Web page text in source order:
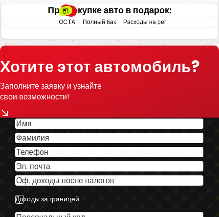
При покупке авто в подарок:
Расходы на рег.
Полный бак
OCTA
-Apsildāmas priekšējas sēdvietas
-7 Sēdvietas.
-Lūka
-Elektriski regulējami spoguļi.
-Klimata kontrole.
-Automātiskās gaismas.
-Kruīza kontrole.
-U.C. ekstras.
Хотите этот автомобиль?
Заполните заявку и узнайте
свои возможности!
Доходы за границей